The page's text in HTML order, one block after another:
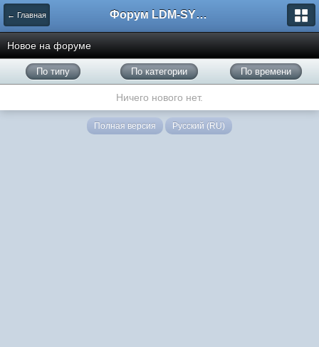
← Главная Форум LDM-SYSTEMS
Новое на форуме
По типу По категории По времени
Ничего нового нет.
Полная версия Русский (RU)